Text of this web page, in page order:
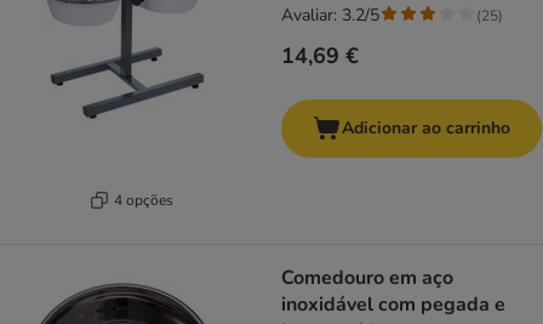
4 opções
14,69 €
Avaliar: 3.2/5 (25)
Adicionar ao carrinho
Comedouro em aço
inoxidável com pegada e